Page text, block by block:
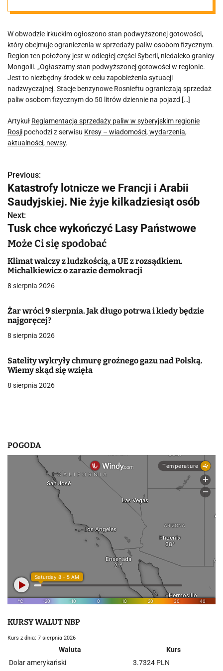
regionie Rosji
W obwodzie irkuckim ogłoszono stan podwyższonej gotowości,
który obejmuje ograniczenia w sprzedaży paliw osobom fizycznym.
Region ten położony jest w odległej części Syberii, niedaleko granicy
Mongolii. „Ogłaszamy stan podwyższonej gotowości w regionie.
Jest to niezbędny środek w celu zapobieżenia sytuacji
nadzwyczajnej. Stacje benzynowe Rosnieftu ograniczają sprzedaż
paliw osobom fizycznym do 50 litrów dziennie na pojazd […]
Artykuł Reglamentacja sprzedaży paliw w syberyjskim regionie
Rosji pochodzi z serwisu Kresy – wiadomości, wydarzenia,
aktualności, newsy.
N
a
w
i
a
c
j
p
i
Previous:
Katastrofy lotnicze we Francji i Arabii
Saudyjskiej. Nie żyje kilkadziesiąt osób
Next:
Tusk chce wykończyć Lasy Państwowe
Może Ci się spodobać
Klimat walczy z ludzkością, a UE z rozsądkiem.
Michalkiewicz o zarazie demokracji
8 sierpnia 2026
Żar wróci 9 sierpnia. Jak długo potrwa i kiedy będzie
najgoręcej?
8 sierpnia 2026
Satelity wykryły chmurę groźnego gazu nad Polską.
Wiemy skąd się wzięła
8 sierpnia 2026
POGODA
KURSY WALUT NBP
Kurs z dnia: 7 sierpnia 2026
Waluta
Kurs
Dolar amerykański
3.7324 PLN